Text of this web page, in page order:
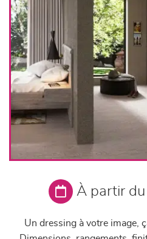
À partir
Un dressing à votre image,